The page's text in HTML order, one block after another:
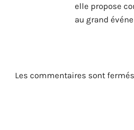
elle propose
au grand
Les commentaires sont